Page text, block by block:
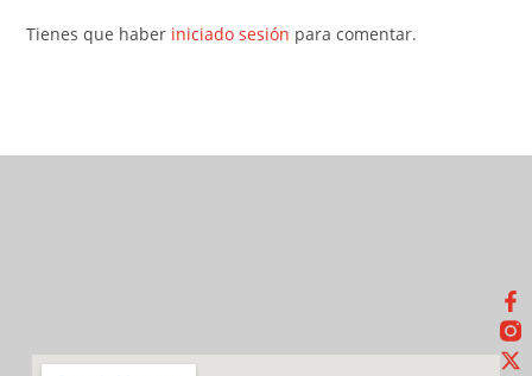
Tienes que haber iniciado sesión para comentar.